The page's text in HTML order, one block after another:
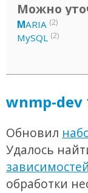
Можно
MARIA (2)
MySQL (2)
wnmp-dev
Обновил
Удалось
зависимостей
обработки